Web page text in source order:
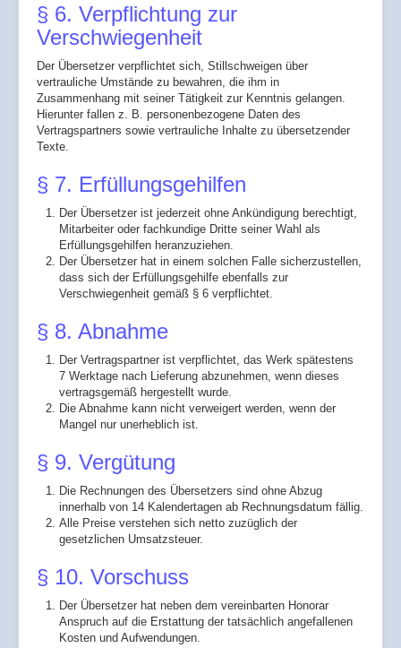
§ 6. Verpflichtung zur
Verschwiegenheit
Der Übersetzer verpflichtet sich, Stillschweigen über
vertrauliche Umstände zu bewahren, die ihm in
Zusammenhang mit seiner Tätigkeit zur Kenntnis gelangen.
Hierunter fallen z. B. personenbezogene Daten des
Vertragspartners sowie vertrauliche Inhalte zu übersetzender
Texte.
§ 7. Erfüllungsgehilfen
Der Übersetzer ist jederzeit ohne Ankündigung berechtigt,
Mitarbeiter oder fachkundige Dritte seiner Wahl als
Erfüllungsgehilfen heranzuziehen.
Der Übersetzer hat in einem solchen Falle sicherzustellen,
dass sich der Erfüllungsgehilfe ebenfalls zur
Verschwiegenheit gemäß § 6 verpflichtet.
§ 8. Abnahme
Der Vertragspartner ist verpflichtet, das Werk spätestens
7 Werktage nach Lieferung abzunehmen, wenn dieses
vertragsgemäß hergestellt wurde.
Die Abnahme kann nicht verweigert werden, wenn der
Mangel nur unerheblich ist.
§ 9. Vergütung
Die Rechnungen des Übersetzers sind ohne Abzug
innerhalb von 14 Kalendertagen ab Rechnungsdatum fällig.
Alle Preise verstehen sich netto zuzüglich der
gesetzlichen Umsatzsteuer.
§ 10. Vorschuss
Der Übersetzer hat neben dem vereinbarten Honorar
Anspruch auf die Erstattung der tatsächlich angefallenen
Kosten und Aufwendungen.